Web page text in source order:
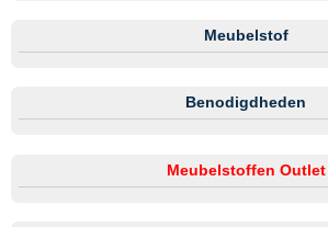
Meubelstof
Benodigdheden
Meubelstoffen Outlet